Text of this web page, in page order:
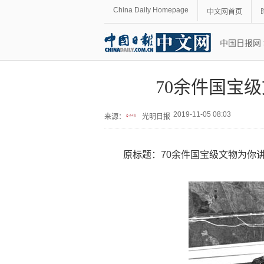
China Daily Homepage 中文网首页
中国日报网
70余件国宝
来源： 光明日报 2019-11-05 08:03
原标题：70余件国宝级文物为你